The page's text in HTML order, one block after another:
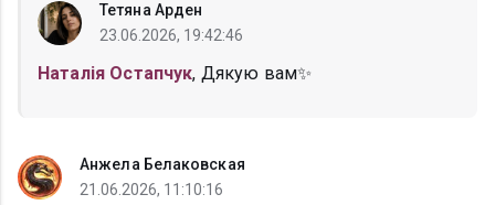
Тетяна Арден
23.06.2026, 19:42:46
Наталія Остапчук, Дякую вам✨
Анжела Белаковская
21.06.2026, 11:10:16